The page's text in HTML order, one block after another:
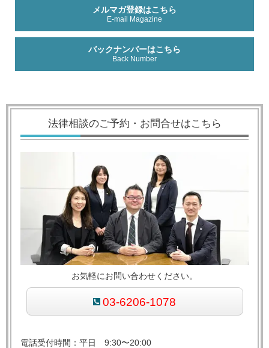
メルマガ登録はこちら
E-mail Magazine
バックナンバーはこちら
Back Number
法律相談のご予約・お問合せはこちら
お気軽にお問い合わせください。
03-6206-1078
電話受付時間：平日 9:30〜20:00